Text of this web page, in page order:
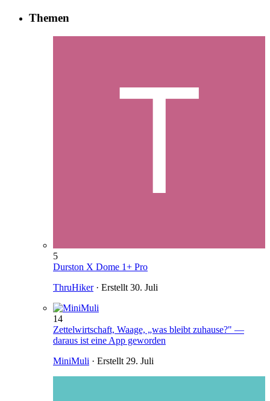
Themen
5
Durston X Dome 1+ Pro
ThruHiker· Erstellt 30. Juli
14
Zettelwirtschaft, Waage, „was bleibt zuhause?" —
daraus ist eine App geworden
MiniMuli · Erstellt 29. Juli